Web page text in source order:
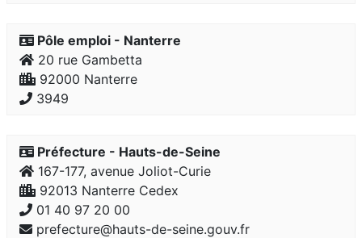
Pôle emploi - Nanterre
20 rue Gambetta
92000 Nanterre
3949
Préfecture - Hauts-de-Seine
167-177, avenue Joliot-Curie
92013 Nanterre Cedex
01 40 97 20 00
prefecture@hauts-de-seine.gouv.fr